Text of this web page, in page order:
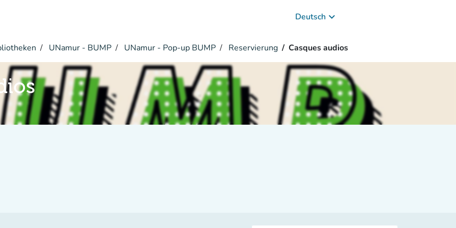
Deutsch keyboard_arrow_down
UNamur - BUMP UNamur - Pop-up BUMP Reservierung Casques audios